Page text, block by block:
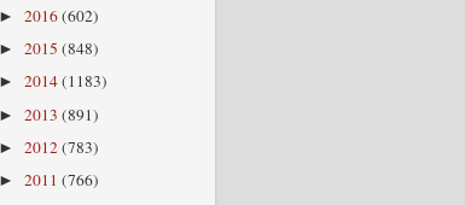
► 2016(602)
► 2015 (848)
► 2014(1183)
► 2013 (891)
► 2012(783)
► 2011 (766)